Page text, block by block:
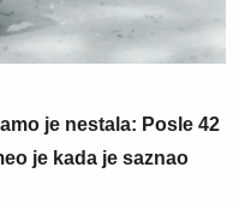
je nestala: Posle 42
je kada je saznao